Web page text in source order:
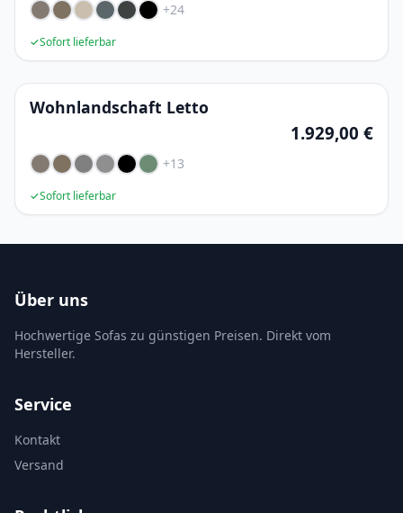
+24
✓Sofort lieferbar
Wohnlandschaft Letto
1.929,00 €
+13
✓Sofort lieferbar
Über uns
Hochwertige Sofas zu günstigen Preisen. Direkt vom
Hersteller.
Service
Kontakt
Versand